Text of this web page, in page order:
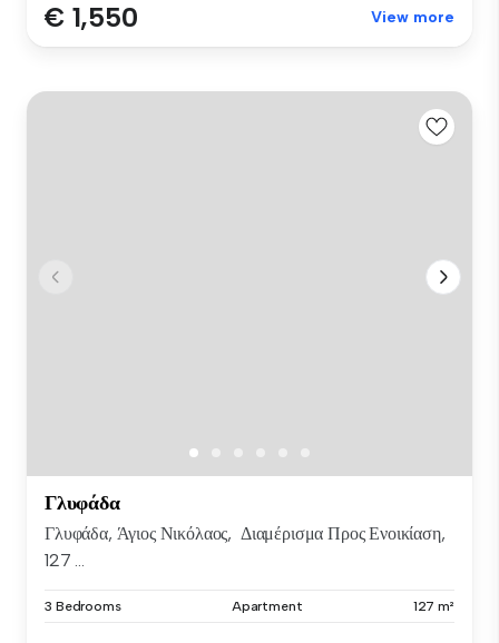
€ 1,550 View more
Γλυφάδα
Γλυφάδα, Άγιος Νικόλαος, Διαμέρισμα Προς Ενοικίαση,
127 ...
3 Bedrooms Apartment 127 m²